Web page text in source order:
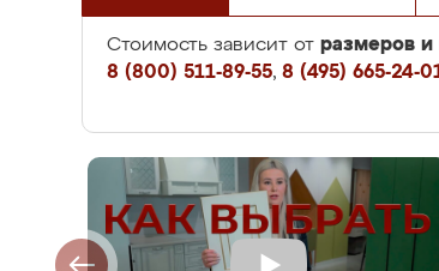
Стоимость зависит от размеров и
8 (800) 511-89-55, 8 (495) 665-24-